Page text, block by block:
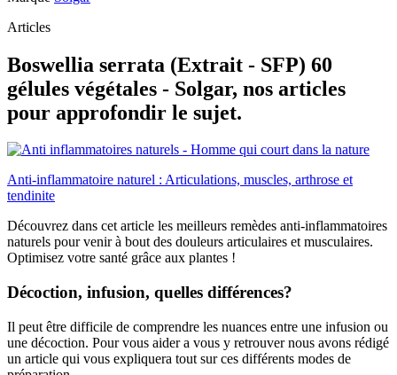
Articles
Boswellia serrata (Extrait - SFP) 60
gélules végétales - Solgar, nos articles
pour approfondir le sujet.
Anti-inflammatoire naturel : Articulations, muscles, arthrose et
tendinite
Découvrez dans cet article les meilleurs remèdes anti-inflammatoires
naturels pour venir à bout des douleurs articulaires et musculaires.
Optimisez votre santé grâce aux plantes !
Décoction, infusion, quelles différences?
Il peut être difficile de comprendre les nuances entre une infusion ou
une décoction. Pour vous aider a vous y retrouver nous avons rédigé
un article qui vous expliquera tout sur ces différents modes de